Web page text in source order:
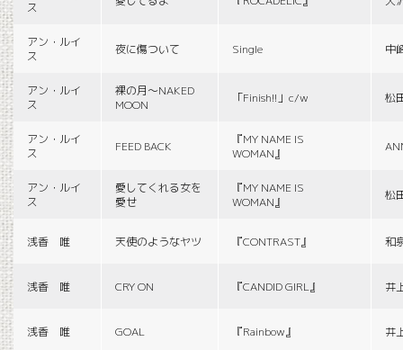
ス
アン・ルイ
ス
夜に傷ついて Single 中
アン・ルイ
ス
裸の月〜NAKED
MOON
「Finish!!」c/w 松
アン・ルイ
ス
FEED BACK
『MY NAME IS
WOMAN』
アン・ルイ
ス
愛してくれる女を
愛せ
『MY NAME IS
WOMAN』
松
浅香 唯 天使のようなヤツ 『CONTRAST』 和
浅香 唯 CRY ON 『CANDID GIRL』 井
浅香 唯 GOAL 『Rainbow』 井